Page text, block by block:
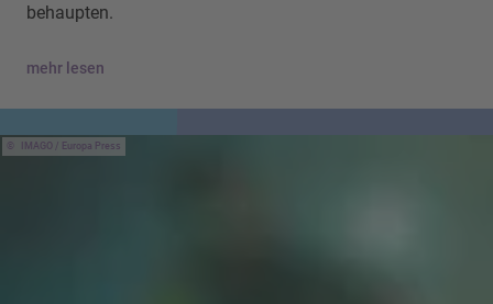
behaupten.
mehr lesen
IMAGO / Europa Press